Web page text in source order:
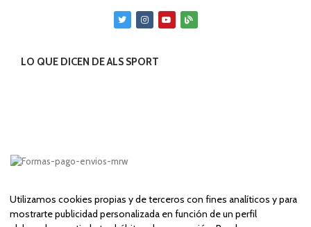
LO QUE DICEN DE ALS SPORT
Utilizamos cookies propias y de terceros con fines analíticos y para
mostrarte publicidad personalizada en función de un perfil